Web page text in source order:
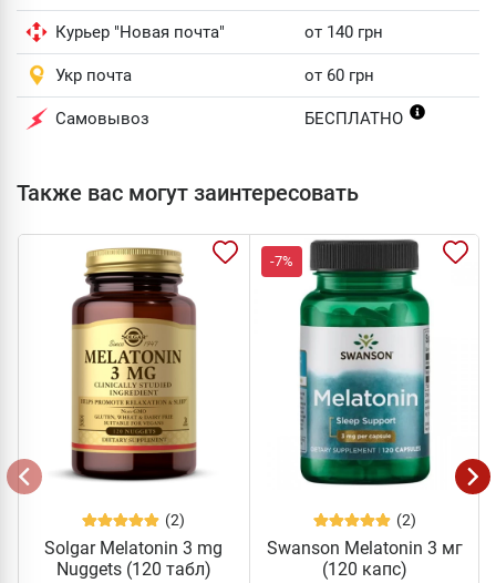
Курьер "Новая почта" от 140 грн
Укр почта от 60 грн
Самовывоз БЕСПЛАТНО
Также вас могут заинтересовать
(2)
Solgar Melatonin 3 mg
Nuggets (120 табл)
-7%
(2)
Swanson Melatonin 3 мг
(120 капс)